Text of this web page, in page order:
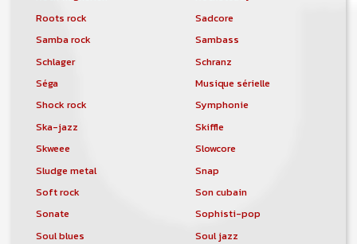
Roots rock
Sadcore
Samba rock
Sambass
Schlager
Schranz
Séga
Musique sérielle
Shock rock
Symphonie
Ska-jazz
Skiffle
Skweee
Slowcore
Sludge metal
Snap
Soft rock
Son cubain
Sonate
Sophisti-pop
Soul blues
Soul jazz